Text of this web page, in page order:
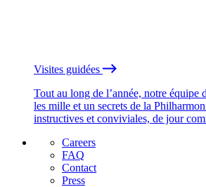
Visites guidées
Tout au long de l’année, notre équipe
les mille et un secrets de la
instructives et conviviales, de jour
Careers
FAQ
Contact
Press